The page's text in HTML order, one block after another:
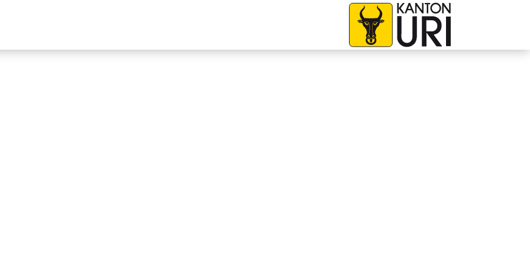
zur Startseite